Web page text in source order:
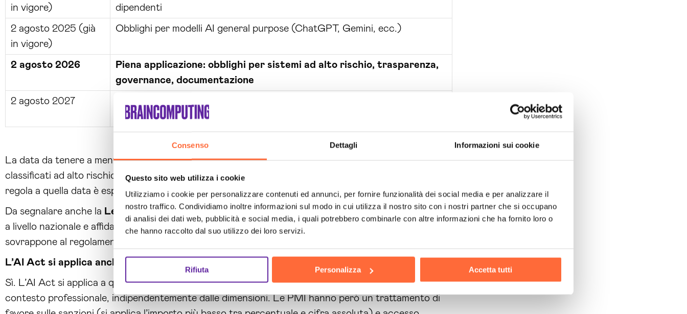
Consenso Dettagli Informazioni sui cookie
Questo sito web utilizza i cookie
Utilizziamo i cookie per personalizzare contenuti ed annunci, per fornire funzionalità dei social media e per analizzare il
nostro traffico. Condividiamo inoltre informazioni sul modo in cui utilizza il nostro sito con i nostri partner che si occupano
di analisi dei dati web, pubblicità e social media, i quali potrebbero combinarle con altre informazioni che ha fornito loro o
che hanno raccolto dal suo utilizzo dei loro servizi.
Rifiuta Personalizza Accetta tutti
in vigore)
dipendenti
2 agosto 2025 (già
in vigore)
Obblighi per modelli AI general purpose (ChatGPT, Gemini, ecc.)
2 agosto 2026
Piena applicazione: obblighi per sistemi ad alto rischio, trasparenza,
governance, documentazione
2 agosto 2027
regolamentati
La data da tenere a mente è il2 agosto 2026: da quel giorno scattano gli obblighi per i sistemi AI
classificati ad alto rischio, gli obblighi di trasparenza e tutta la governance documentale. Chi non è in
regola a quella data è esposto alle sanzioni.
Da segnalare anche la Legge italiana 132/2025, in vigore dal 10 ottobre 2025, che integra l’AI Act
a livello nazionale e affida la vigilanza all’AgID e all’Agenzia per la Cybersicurezza Nazionale. Non si
sovrappone al regolamento europeo: lo completa.
L’AI Act si applica anche alle PMI italiane?
Sì. L’AI Act si applica a qualsiasi azienda che immette sistemi AI sul mercato europeo o li usa in
contesto professionale, indipendentemente dalle dimensioni. Le PMI hanno però un trattamento di